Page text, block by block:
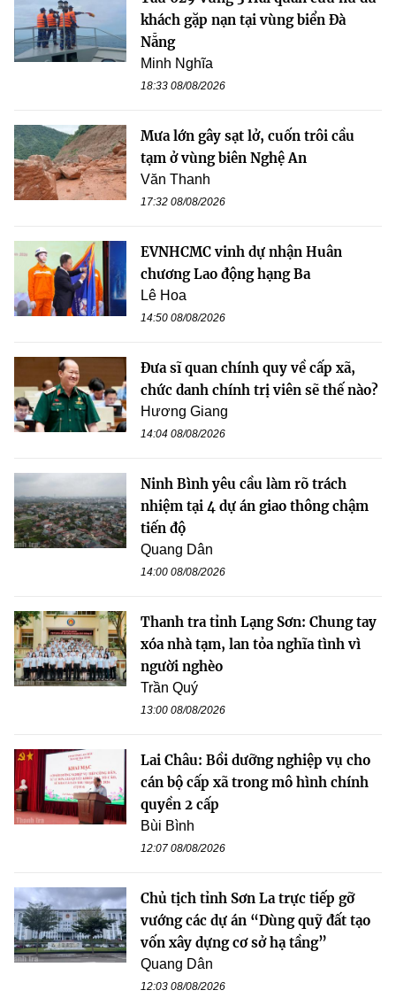
khách gặp nạn tại vùng biển Đà
Nẵng
Minh Nghĩa
18:33 08/08/2026
Mưa lớn gây sạt lở, cuốn trôi cầu
tạm ở vùng biên Nghệ An
Văn Thanh
17:32 08/08/2026
EVNHCMC vinh dự nhận Huân
chương Lao động hạng Ba
Lê Hoa
14:50 08/08/2026
Đưa sĩ quan chính quy về cấp xã,
chức danh chính trị viên sẽ thế nào?
Hương Giang
14:04 08/08/2026
Ninh Bình yêu cầu làm rõ trách
nhiệm tại 4 dự án giao thông chậm
tiến độ
Quang Dân
14:00 08/08/2026
Thanh tra tỉnh Lạng Sơn: Chung tay
xóa nhà tạm, lan tỏa nghĩa tình vì
người nghèo
Trần Quý
13:00 08/08/2026
Lai Châu: Bồi dưỡng nghiệp vụ cho
cán bộ cấp xã trong mô hình chính
quyền 2 cấp
Bùi Bình
12:07 08/08/2026
Chủ tịch tỉnh Sơn La trực tiếp gỡ
vướng các dự án “Dùng quỹ đất tạo
vốn xây dựng cơ sở hạ tầng”
Quang Dân
12:03 08/08/2026